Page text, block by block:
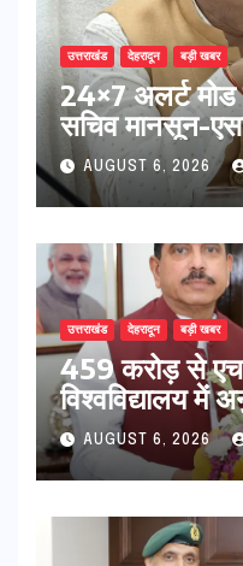
उत्तराखंड देहरादून बड़ी खबर
24×7 अलर्ट मोड
सचिव मानसून-
की विस्तृत
शीघ्र खोला जाए,
AUGUST 6, 2026
उत्तराखंड देहरादून बड़ी खबर
459 करोड़ से
विश्वविद्यालय में
सुदृढ,उच्च शिक्षा
नवनियुक्त
मुलाकात
AUGUST 6, 2026